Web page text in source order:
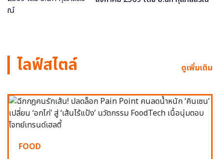
ไลฟ์สไตล์ ดูเพิ่มเติม
FOOD